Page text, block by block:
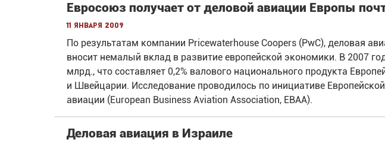
Евросоюз получает от деловой авиации Европы
11 января 2009
По результатам компании Pricewaterhouse Coopers (PwC), деловая
вносит немалый вклад в развитие европейской экономики. В 2007
млрд., что составляет 0,2% валового национального продукта
и Швейцарии. Исследование проводилось по инициативе
авиации (European Business Aviation Association, EBAA).
Деловая авиация в Израиле